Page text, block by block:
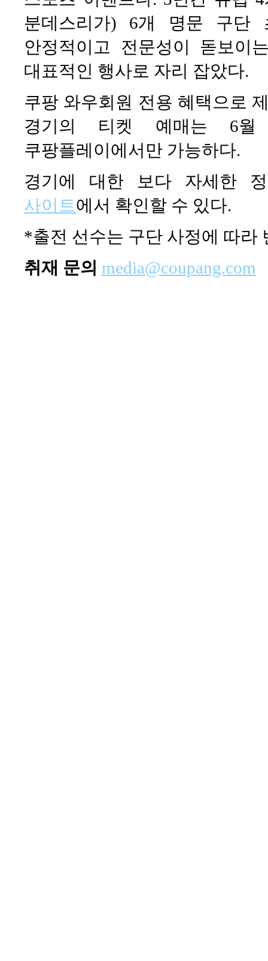
분데스리가) 6개 명문 구단
안정적이고 전문성이 돋보이
대표적인 행사로 자리 잡았다.
쿠팡 와우회원 전용 혜택으로
경기의 티켓 예매는 6월
쿠팡플레이에서만 가능하다.
경기에 대한 보다 자세한
사이트에서 확인할 수 있다.
*출전 선수는 구단 사정에 따라
취재 문의 media@coupang.com